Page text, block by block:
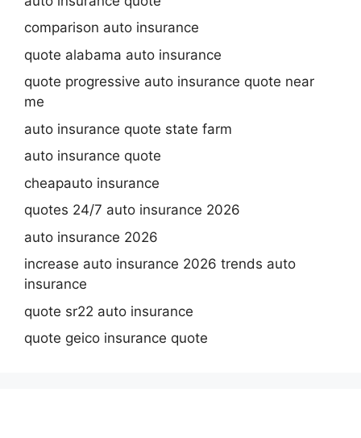
comparison auto insurance
quote alabama auto insurance
quote progressive auto insurance quote near
me
auto insurance quote state farm
auto insurance quote
cheapauto insurance
quotes 24/7 auto insurance 2026
auto insurance 2026
increase auto insurance 2026 trends auto
insurance
quote sr22 auto insurance
quote geico insurance quote